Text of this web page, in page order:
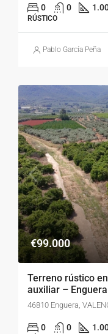
0 0
RÚSTICO
Pablo García Peña
€99.000
Terreno rústico
auxiliar –
46810 Enguera,
0 0